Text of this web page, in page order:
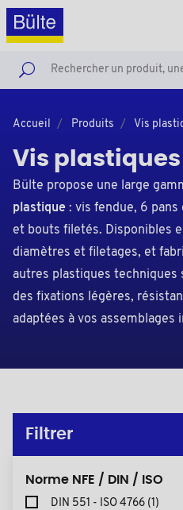
Accueil Produits Vis
Vis
Bülte propose une large
plastique : vis fendue, 6
et bouts filetés. Disponibles
diamètres et filetages, et
autres plastiques techniques
des fixations légères,
adaptées à vos assemblages
Filtrer
Norme NFE / DIN / ISO
DIN 551 - ISO 4766 (1)